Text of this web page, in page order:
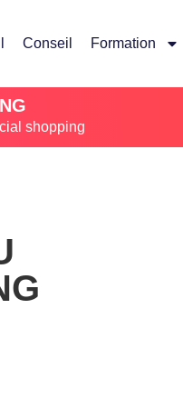
Conseil Formation
shopping